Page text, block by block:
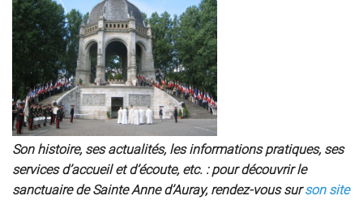
Son histoire, ses actualités, les informations pratiques, ses
services d’accueil et d’écoute, etc. : pour découvrir le
sanctuaire de Sainte Anne d’Auray, rendez-vous surson site